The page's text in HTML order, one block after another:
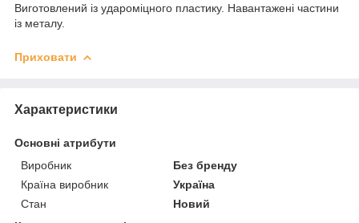
Виготовлений із удароміцного пластику. Навантажені частини
із металу.
Приховати
Характеристики
Основні атрибути
Виробник
Без бренду
Країна виробник
Україна
Стан
Новий